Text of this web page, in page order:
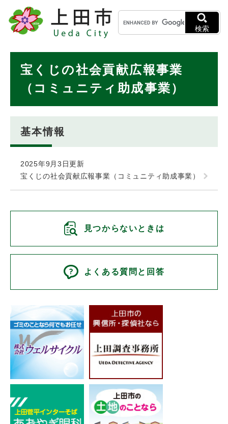
メニューを飛ばして本文へ
キ
ー
ワ
検
検索
宝くじの社会貢献広報事業
（コミュニティ助成事業）
基本情報
2025年9月3日更新
宝くじの社会貢献広報事業（コミュニティ助成事業）
見つからないときは
よくある質問と回答